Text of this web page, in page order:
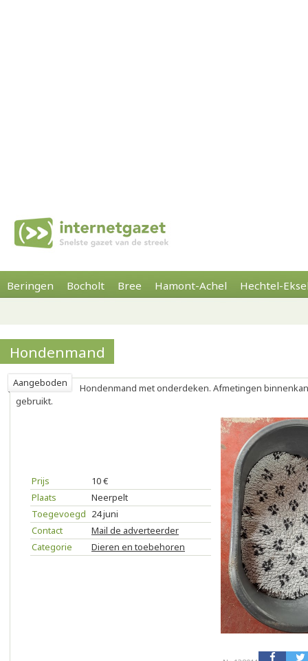
Beringen Bocholt Bree Hamont-Achel Hechtel-
Hondenmand
Aangeboden
Hondenmand met onderdeken. Afmetingen
gebruikt.
Prijs
10 €
Plaats
Neerpelt
Toegevoegd 24 juni
Contact
Mail de adverteerder
Categorie
Dieren en toebehoren